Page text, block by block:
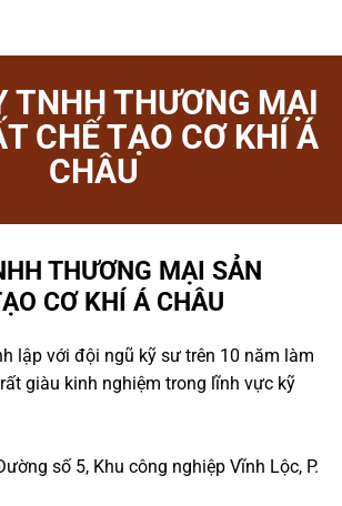
TNHH THƯƠNG MẠI
CHẾ TẠO CƠ KHÍ Á
CHÂU
THƯƠNG MẠI SẢN
CƠ KHÍ Á CHÂU
lập với đội ngũ kỹ sư trên 10 năm làm
giàu kinh nghiệm trong lĩnh vực kỹ
số 5, Khu công nghiệp Vĩnh Lộc, P.